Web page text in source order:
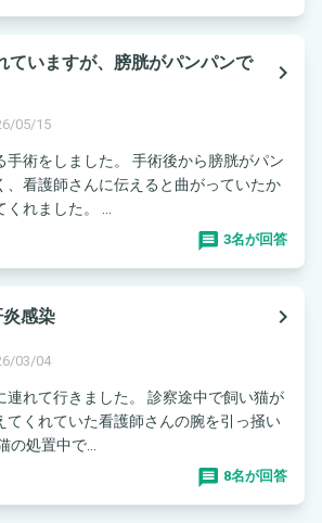
ていますが、膀胱がパンパンで
navigate_next
05/15
手術をしました。 手術後から膀胱がパン
、看護師さんに伝えると曲がっていたか
れました。 ...
3名が回答
感染
navigate_next
03/04
連れて行きました。 診察途中で飼い猫が
てくれていた看護師さんの腕を引っ掻い
の処置中で...
8名が回答